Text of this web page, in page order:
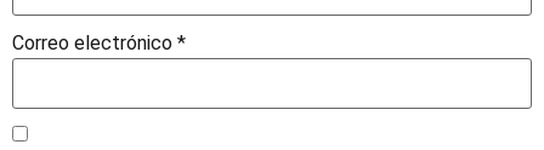
Correo electrónico *